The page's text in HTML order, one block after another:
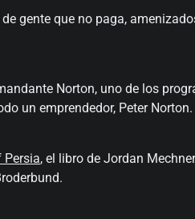
gente que no paga,
Norton, uno de los
un emprendedor, Peter Norton.
Persia, el libro de Jordan